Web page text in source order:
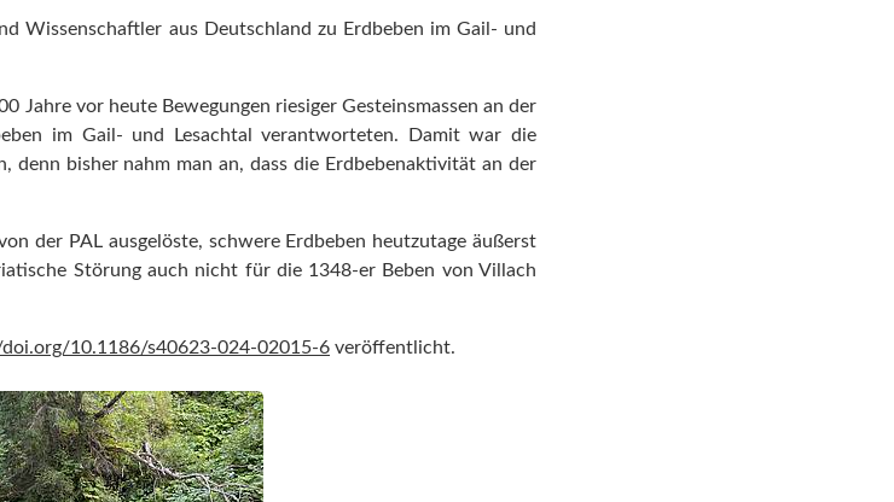
Wissenschaftler aus Deutschland zu Erdbeben im Gail- und
Jahre vor heute Bewegungen riesiger Gesteinsmassen an der
im Gail- und Lesachtal verantworteten.
Damit war die
denn bisher nahm man an, dass die Erdbebenaktivität an der
der PAL ausgelöste, schwere Erdbeben heutzutage äußerst
Störung auch nicht für die 1348-er Beben von Villach
doi.org/10.1186/s40623-024-02015-6 veröffentlicht.